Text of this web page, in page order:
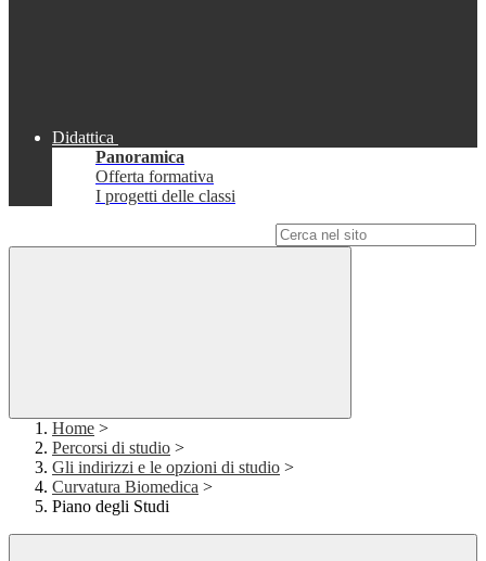
Didattica
Panoramica
Offerta formativa
I progetti delle classi
Home >
Percorsi di studio >
Gli indirizzi e le opzioni di studio >
Curvatura Biomedica >
Piano degli Studi